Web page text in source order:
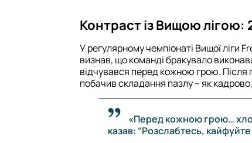
Контраст із Вищою лігою:
У регулярному чемпіонаті Вищої ліги
визнав, що команді бракувало
відчувався перед кожною грою. Після
побачив складання пазлу – як
«Перед кожною грою…
казав: “Розслабтесь,